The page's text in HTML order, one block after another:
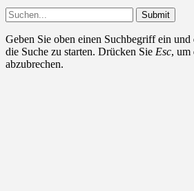
Submit
Geben Sie oben einen Suchbegriff ein und
die Suche zu starten. Drücken Sie Esc, um
abzubrechen.